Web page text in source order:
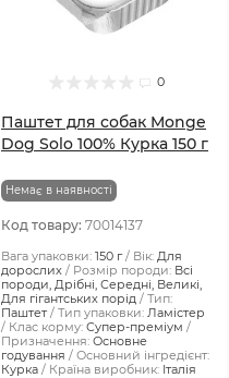
0
Паштет для собак Monge
Dog Solo 100% Курка 150 г
Немає в наявності
Код товару: 70014137
Вага упаковки: 150 г Вік: Для
дорослих
Розмір породи: Всі
породи, Дрібні, Середні, Великі,
Для гігантських порід
Тип:
Паштет
Тип упаковки: Ламістер
Клас корму: Супер-преміум
Призначення: Основне
годування
Основний інгредієнт:
Курка
Країна виробник: Італія